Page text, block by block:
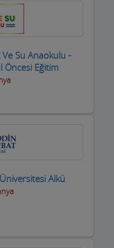
Su Anaokulu -
Öncesi Eğitim
Alkü